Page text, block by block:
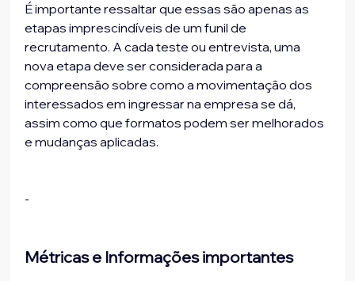
É importante ressaltar que essas são apenas as
etapas imprescindíveis de um funil de
recrutamento. A cada teste ou entrevista, uma
nova etapa deve ser considerada para a
compreensão sobre como a movimentação dos
interessados em ingressar na empresa se dá,
assim como que formatos podem ser melhorados
e mudanças aplicadas.
-
Métricas e Informações importantes